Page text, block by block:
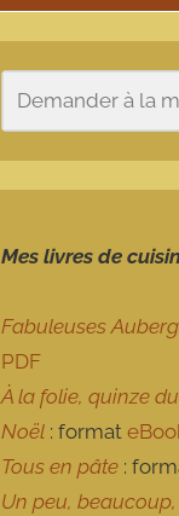
Mes livres de
Fabuleuses
PDF
À la folie, quinze
Noël : format
Tous en pâte :
Un peu,